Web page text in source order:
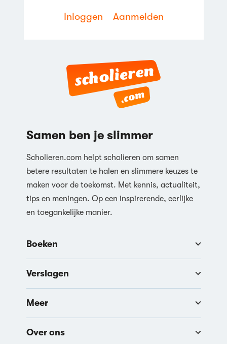
Reageren
Inloggen Aanmelden
Samen ben je slimmer
Scholieren.com helpt scholieren om samen
betere resultaten te halen en slimmere keuzes te
maken voor de toekomst. Met kennis, actualiteit,
tips en meningen. Op een inspirerende, eerlijke
en toegankelijke manier.
Boeken
Verslagen
Meer
Over ons